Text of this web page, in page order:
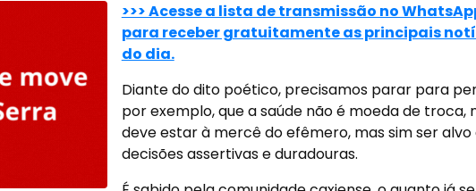
>>> Acesse a lista de transmissão no
para receber gratuitamente as principais
do dia.
Diante do dito poético, precisamos parar para
por exemplo, que a saúde não é moeda de troca,
deve estar à mercê do efêmero, mas sim ser alvo
decisões assertivas e duradouras.